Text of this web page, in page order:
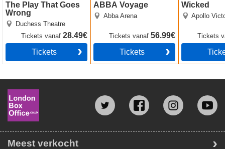
The Play That Goes
Wrong
Duchess Theatre
Ticketsvanaf28.49€
Tickets
ABBA Voyage
Abba Arena
Ticketsvanaf56.99€
Tickets
Wicked
Apollo
Tickets
Meest verkocht